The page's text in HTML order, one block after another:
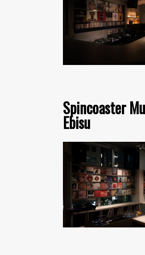
Spincoaster
Ebisu